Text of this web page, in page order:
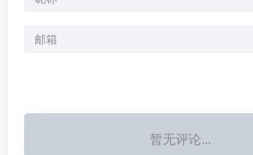
暂无评论...